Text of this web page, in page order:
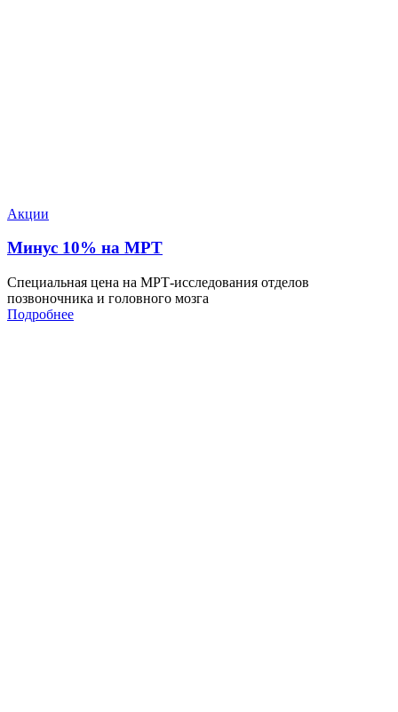
Акции
Минус 10% на МРТ
Специальная цена на МРТ-исследования отделов
позвоночника и головного мозга
Подробнее